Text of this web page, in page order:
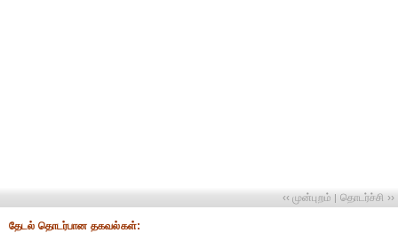
‹‹ முன்புறம் | தொடர்ச்சி ››
தேட‌ல் தொட‌ர்பான தகவ‌ல்க‌ள்: